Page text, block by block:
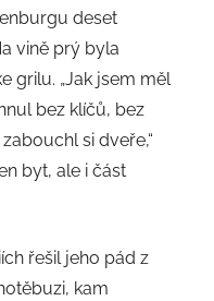
deset
vině prý byla
grilu. „Jak jsem měl
bez klíčů, bez
si dveře,“
byt, ale i část
řešil jeho pád z
kam